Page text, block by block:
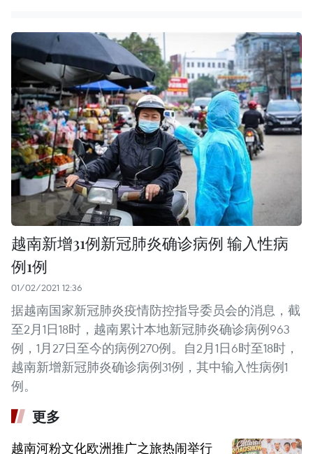
越南新增31例新冠肺炎确诊病例 输入性病
例1例
01/02/2021 12:36
据越南国家新冠肺炎疫情防控指导委员会的消息，截
至2月1日18时，越南累计本地新冠肺炎确诊病例963
例，1月27日至今的病例270例。自2月1日6时至18时，
越南新增新冠肺炎确诊病例31例，其中输入性病例1
例。
更多
越南河粉文化欧洲推广之旅热闹举行